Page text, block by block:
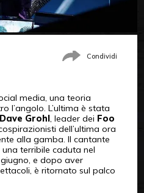
Condividi
media, una teoria
l’angolo. L’ultima è stata
Dave Grohl, leader dei Foo
dell’ultima ora
alla gamba. Il cantante
terribile caduta nel
e dopo aver
è ritornato sul palco